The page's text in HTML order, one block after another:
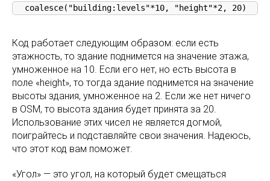
coalesce("building:levels"*10, "height"*2, 20)
Код работает следующим образом: если есть
этажность, то здание поднимется на значение этажа,
умноженное на 10. Если его нет, но есть высота в
поле «height», то тогда здание поднимется на значение
высоты здания, умноженное на 2. Если же нет ничего
в OSM, то высота здания будет принята за 20.
Использование этих чисел не является догмой,
поиграйтесь и подставляйте свои значения. Надеюсь,
что этот код вам поможет.
«Угол» — это угол, на который будет смещаться